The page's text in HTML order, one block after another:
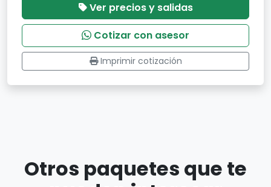
Ver precios y salidas
Cotizar con asesor
Imprimir cotización
Otros paquetes que te